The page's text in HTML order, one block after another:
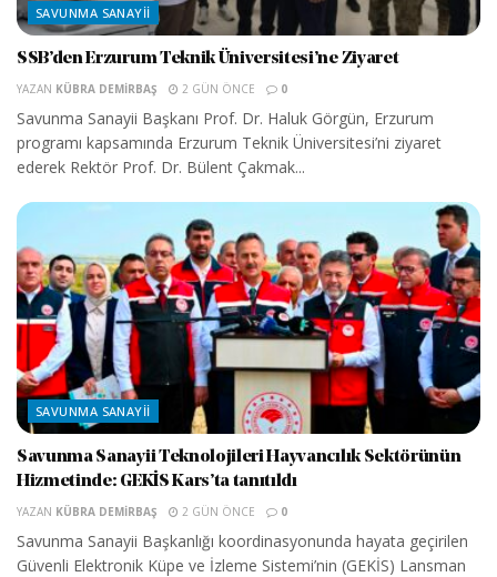
SAVUNMA SANAYII
SSB’den Erzurum Teknik Üniversitesi’ne Ziyaret
YAZAN KÜBRA DEMIRBAŞ 2 GÜN ÖNCE 0
Savunma Sanayii Başkanı Prof. Dr. Haluk Görgün, Erzurum
programı kapsamında Erzurum Teknik Üniversitesi’ni ziyaret
ederek Rektör Prof. Dr. Bülent Çakmak...
SAVUNMA SANAYII
Savunma Sanayii Teknolojileri Hayvancılık Sektörünün
Hizmetinde: GEKİS Kars’ta tanıtıldı
YAZAN KÜBRA DEMIRBAŞ 2 GÜN ÖNCE 0
Savunma Sanayii Başkanlığı koordinasyonunda hayata geçirilen
Güvenli Elektronik Küpe ve İzleme Sistemi’nin (GEKİS) Lansman